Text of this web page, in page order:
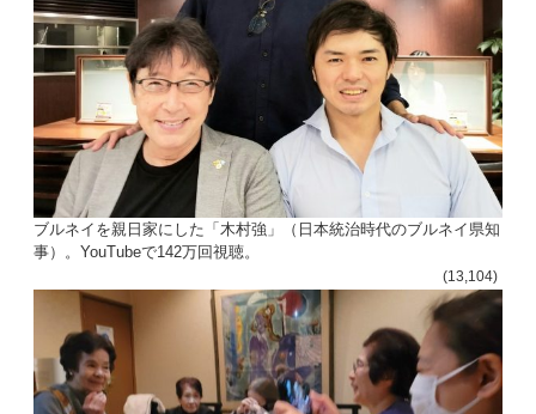
ブルネイを親日家にした「木村強」（日本統治時代のブルネイ県知
事）。YouTubeで142万回視聴。
(13,104)